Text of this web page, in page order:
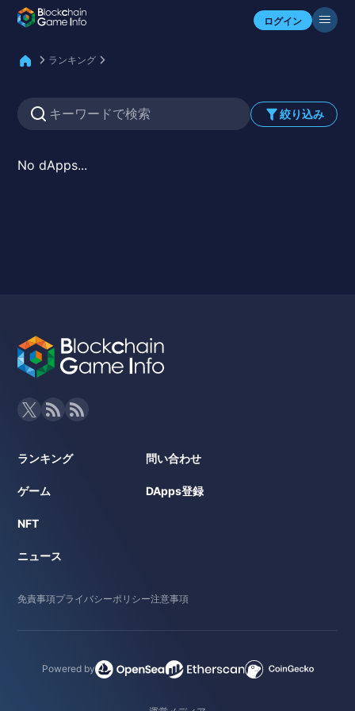
ログイン
自分のアセットを確認
ランキング
絞り込み
No dApps...
ランキング
ゲーム
NFT
ニュース
問い合わせ
DApps登録
免責事項プライバシーポリシー注意事項
Powered by